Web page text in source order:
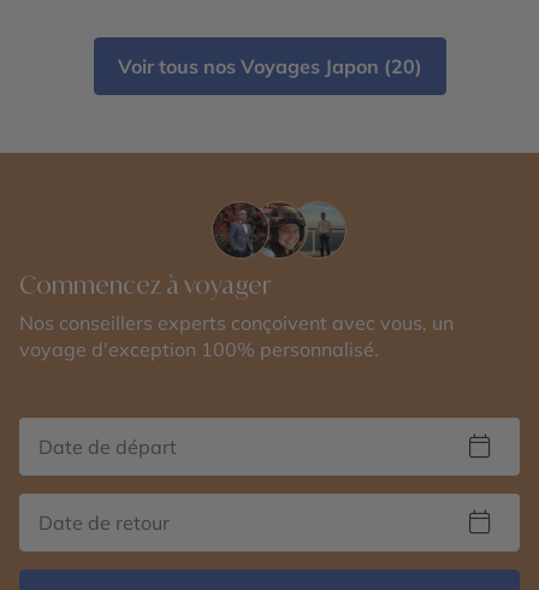
Voir tous nos Voyages Japon (20)
Commencez à voyager
Nos conseillers experts conçoivent avec vous, un
voyage d'exception 100% personnalisé.